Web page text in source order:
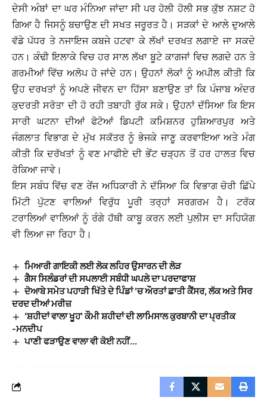
ਦੇਸੀ ਅੰਬਾਂ ਦਾ ਘਰ ਮੰਨਿਆ ਜਾਂਦਾ ਸੀ ਪਰ ਹੋਲੀ ਹੋਲੀ ਸਭ ਕੁੱਝ ਨਸ਼ਟ ਹੋ
ਗਿਆ ਹੈ ਜਿਸਨੂੰ ਬਚਾਉਣ ਦੀ ਸਖਤ ਜਰੂਰਤ ਹੈ। ਸੜਕਾਂ ਦੇ ਆਲੇ ਦੁਆਲੇ
ਵੱਡੇ ਪੱਧਰ ਤੇ ਨਜਾਇਜ ਕਬਜੇ ਹਟਵਾ ਕੇ ਲੱਖਾਂ ਦਰਖਤ ਲਗਾਏ ਜਾ ਸਕਦੇ
ਹਨ। ਕੰਢੀ ਇਲਾਕੇ ਵਿਚ ਹਰ ਸਾਲ ਲੱਖਾ ਬੂਟੇ ਕਾਗਜਾਂ ਵਿਚ ਲਗਦੇ ਹਨ ਤੇ
ਗਰਮੀਆਂ ਵਿੱਚ ਅਲੋਪ ਹੋ ਜਾਂਦੇ ਹਨ। ਉਹਨਾਂ ਲੋਕਾਂ ਨੂੰ ਅਪੀਲ ਕੀਤੀ ਕਿ
ਉਹ ਦਰਖਤਾਂ ਨੂੰ ਅਪਣੇ ਜੀਵਨ ਦਾ ਹਿੱਸਾ ਬਣਾਉਣ ਤਾਂ ਕਿ ਪੰਜਾਬ ਅੰਦਰ
ਕੁਦਰਤੀ ਸਰੋਤਾ ਦੀ ਹੋ ਰਹੀ ਤਬਾਹੀ ਰੁੱਕ ਸਕੇ। ਉਹਨਾਂ ਦੱਸਿਆ ਕਿ ਇਸ
ਸਾਰੀ ਘਟਨਾ ਦੀਆਂ ਫੋਟੋਆਂ ਡਿਪਟੀ ਕਮਿਸ਼ਨਰ ਹੁਸ਼ਿਆਰਪੁਰ ਅਤੇ
ਜੰਗਲਾਤ ਵਿਭਾਗ ਦੇ ਮੁੱਖ ਸਕੱਤਰ ਨੂੰ ਭੇਜਕੇ ਜਾਣੂ ਕਰਵਾਇਆ ਅਤੇ ਮੰਗ
ਕੀਤੀ ਕਿ ਦਰੱਖਤਾਂ ਨੂੰ ਵਣ ਮਾਫੀਏ ਦੀ ਭੇਂਟ ਚੜ੍ਹਨ ਤੋਂ ਹਰ ਹਾਲਤ ਵਿਚ
ਰੋਕਿਆ ਜਾਵੇ।
ਇਸ ਸਬੰਧ ਵਿੱਚ ਵਣ ਰੇਂਜ ਅਧਿਕਾਰੀ ਨੇ ਦੱਸਿਆ ਕਿ ਵਿਭਾਗ ਚੋਰੀ ਛਿੱਪੇ
ਮਿੱਟੀ ਪੁੱਟਣ ਵਾਲਿਆਂ ਵਿਰੁੱਧ ਪੂਰੀ ਤਰ੍ਹਾਂ ਸਰਗਰਮ ਹੈ। ਟਰੱਕ
ਟਰਾਲਿਆਂ ਵਾਲਿਆਂ ਨੂੰ ਰੰਗੇ ਹੱਥੀ ਕਾਬੂ ਕਰਨ ਲਈ ਪੁਲੀਸ ਦਾ ਸਹਿਯੋਗ
ਵੀ ਲਿਆ ਜਾ ਰਿਹਾ ਹੈ।
ਮਿਆਰੀ ਗਾਇਕੀ ਲਈ ਲੋਕ ਲਹਿਰ ਉਸਾਰਨ ਦੀ ਲੋੜ
ਗੈਸ ਸਿਲੰਡਰਾਂ ਦੀ ਸਪਲਾਈ ਸਬੰਧੀ ਘਪਲੇ ਦਾ ਪਰਦਾਫਾਸ਼
ਦੋਆਬੇ ਸਮੇਤ ਪਹਾੜੀ ਖਿੱਤੇ ਦੇ ਪਿੰਡਾਂ ’ਚ ਔਰਤਾਂ ਛਾਤੀ ਕੈਂਸਰ, ਲੱਕ ਅਤੇ ਸਿਰ
ਦਰਦ ਦੀਆਂ ਮਰੀਜ਼
‘ਸ਼ਹੀਦਾਂ ਵਾਲਾ ਖੂਹ’ ਕੌਮੀ ਸ਼ਹੀਦਾਂ ਦੀ ਲਾਮਿਸਾਲ ਕੁਰਬਾਨੀ ਦਾ ਪ੍ਰਤੀਕ
-ਮਨਦੀਪ
ਪਾਣੀ ਫੜਾਉਣ ਵਾਲਾ ਵੀ ਕੋਈ ਨਹੀਂ…